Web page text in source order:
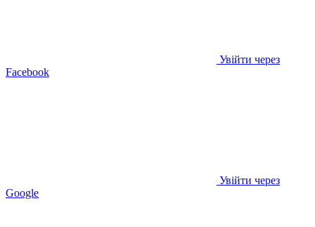
Увійти через
Facebook
Увійти через
Google